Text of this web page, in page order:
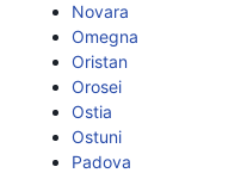
Novara
Omegna
Oristan
Orosei
Ostia
Ostuni
Padova